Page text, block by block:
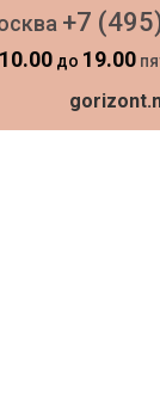
+7
10.00 до 19.00